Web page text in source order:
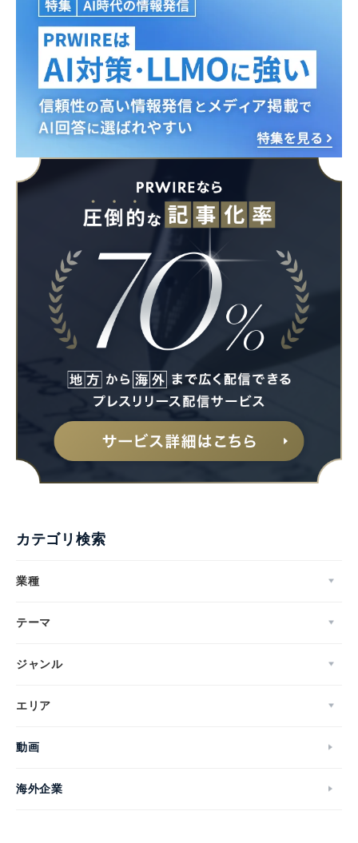
カテゴリ検索
業種
テーマ
ジャンル
エリア
動画
海外企業